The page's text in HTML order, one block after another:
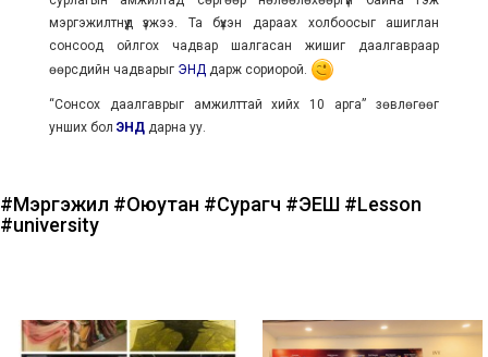
мэргэжилтнүүд үзжээ. Та бүхэн дараах холбоосыг ашиглан
сонсоод ойлгох чадвар шалгасан жишиг даалгавраар
өөрсдийн чадварыг ЭНД дарж сориорой.
“Сонсох даалгаврыг амжилттай хийх 10 арга” зөвлөгөөг
унших бол ЭНДдарна уу.
#Мэргэжил #Оюутан #Сурагч #ЭЕШ #Lesson
#university